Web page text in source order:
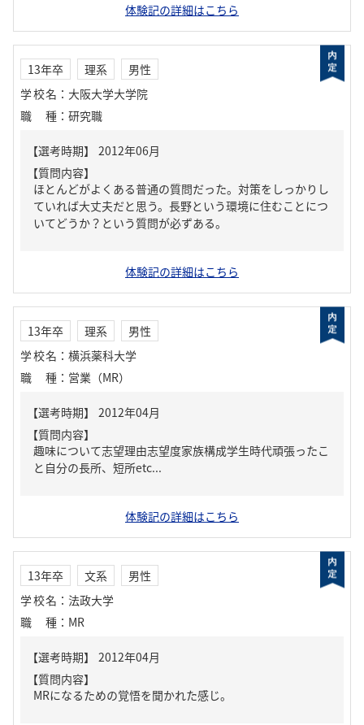
体験記の詳細はこちら
13年卒 理系
男性
学校名 ： 大阪大学大学院
職種 ： 研究職
【質問内容】
ほとんどがよくある普通の質問だった。対策をしっかりし
ていれば大丈夫だと思う。長野という環境に住むことにつ
いてどうか？という質問が必ずある。
体験記の詳細はこちら
13年卒 理系
男性
学校名 ： 横浜薬科大学
職種 ： 営業（MR）
【質問内容】
趣味について志望理由志望度家族構成学生時代頑張ったこ
と自分の長所、短所etc...
体験記の詳細はこちら
13年卒 文系
男性
学校名 ： 法政大学
職種 ： MR
【質問内容】
MRになるための覚悟を聞かれた感じ。